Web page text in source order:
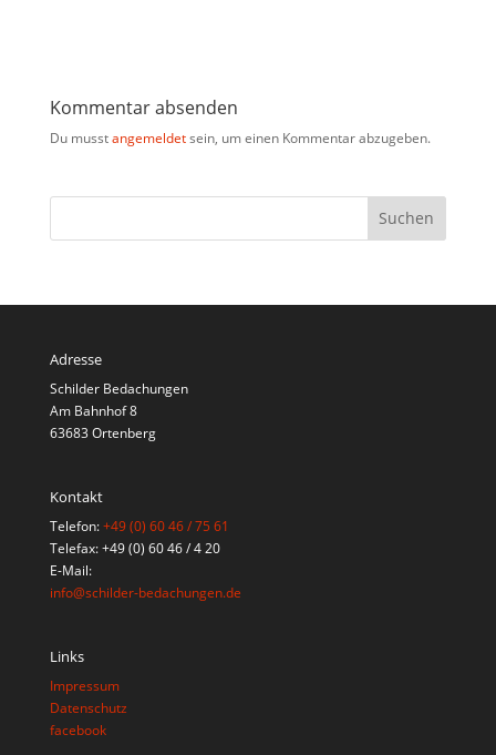
Kommentar absenden
Du musstangemeldetsein, um einen Kommentar abzugeben.
Adresse
Schilder Bedachungen
Am Bahnhof 8
63683 Ortenberg
Kontakt
Telefon:+49 (0) 60 46 / 75 61
Telefax: +49 (0) 60 46 / 4 20
E-Mail:
info@schilder-bedachungen.de
Links
Impressum
Datenschutz
facebook